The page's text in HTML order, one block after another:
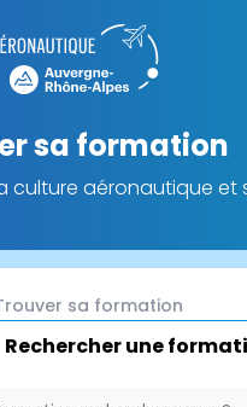
sa formation
culture aéronautique et
sa formation
Rechercher une